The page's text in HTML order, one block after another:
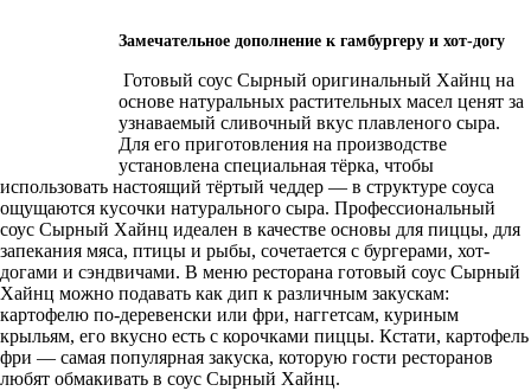
Замечательное дополнение к гамбургеру и хот-догу
Готовый соус Сырный оригинальный Хайнц на
основе натуральных растительных масел ценят за
узнаваемый сливочный вкус плавленого сыра.
Для его приготовления на производстве
установлена специальная тёрка, чтобы
использовать настоящий тёртый чеддер — в структуре соуса
ощущаются кусочки натурального сыра. Профессиональный
соус Сырный Хайнц идеален в качестве основы для пиццы, для
запекания мяса, птицы и рыбы, сочетается с бургерами, хот-
догами и сэндвичами. В меню ресторана готовый соус Сырный
Хайнц можно подавать как дип к различным закускам:
картофелю по-деревенски или фри, наггетсам, куриным
крыльям, его вкусно есть с корочками пиццы. Кстати, картофель
фри — самая популярная закуска, которую гости ресторанов
любят обмакивать в соус Сырный Хайнц.